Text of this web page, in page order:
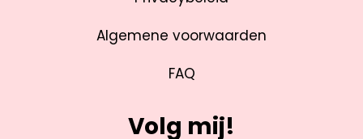
Algemene voorwaarden
FAQ
Volg mij!